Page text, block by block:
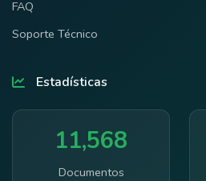
FAQ
Soporte Técnico
Estadísticas
11,568
Documentos